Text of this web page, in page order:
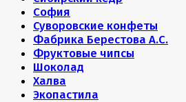
София
Суворовские конфеты
Фабрика Берестова А.С.
Фруктовые чипсы
Шоколад
Халва
Экопастила